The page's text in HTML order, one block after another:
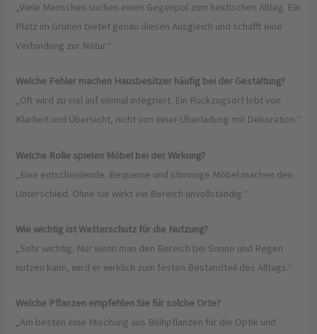
„Viele Menschen suchen einen Gegenpol zum hektischen Alltag. Ein
Platz im Grünen bietet genau diesen Ausgleich und schafft eine
Verbindung zur Natur.“
Welche Fehler machen Hausbesitzer häufig bei der Gestaltung?
„Oft wird zu viel auf einmal integriert. Ein Rückzugsort lebt von
Klarheit und Übersicht, nicht von einer Überladung mit Dekoration.“
Welche Rolle spielen Möbel bei der Wirkung?
„Eine entscheidende. Bequeme und stimmige Möbel machen den
Unterschied. Ohne sie wirkt ein Bereich unvollständig.“
Wie wichtig ist Wetterschutz für die Nutzung?
„Sehr wichtig. Nur wenn man den Bereich bei Sonne und Regen
nutzen kann, wird er wirklich zum festen Bestandteil des Alltags.“
Welche Pflanzen empfehlen Sie für solche Orte?
„Am besten eine Mischung aus Blühpflanzen für die Optik und